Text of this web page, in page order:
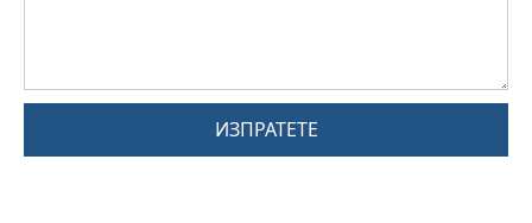
ИЗПРАТЕТЕ